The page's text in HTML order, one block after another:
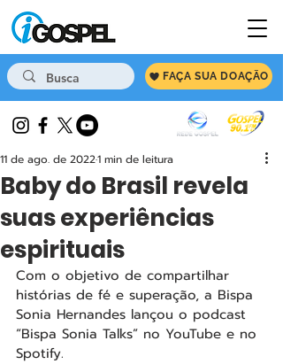
FAÇA SUA DOAÇÃO
Baby do Brasil revela
suas experiências
espirituais
11 de ago. de 20221 min de leitura
Com o objetivo de compartilhar
histórias de fé e superação, a Bispa
Sonia Hernandes lançou o podcast
“Bispa Sonia Talks” no YouTube e no
Spotify.